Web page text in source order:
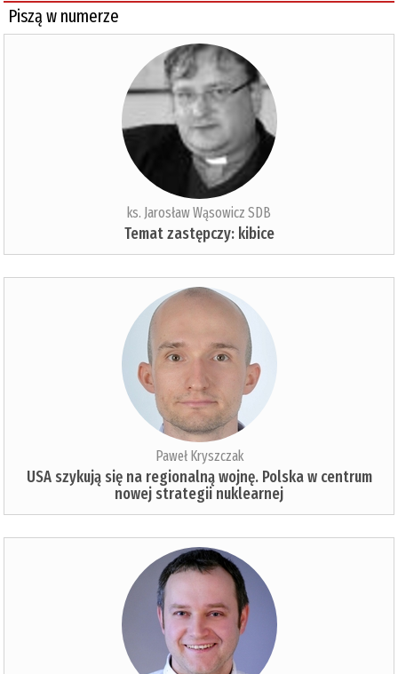
Piszą w numerze
ks. Jarosław Wąsowicz SDB
Temat zastępczy: kibice
Paweł Kryszczak
USA szykują się na regionalną wojnę. Polska w centrum
nowej strategii nuklearnej